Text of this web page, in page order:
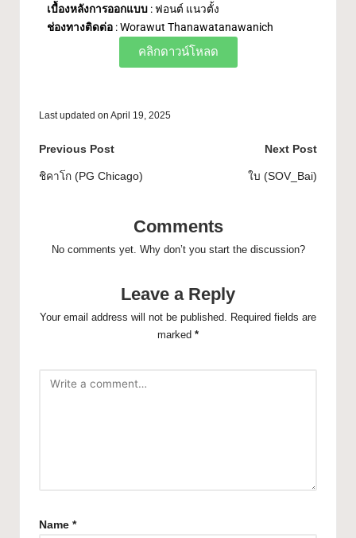
เบื้องหลังการออกแบบ : ฟอนต์ แนวตั้ง
ช่องทางติดต่อ :Worawut Thanawatanawanich
คลิกดาวน์โหลด
Last updated on April 19, 2025
Previous Post
ชิคาโก (PG Chicago)
Next Post
ใบ (SOV_Bai)
Comments
No comments yet. Why don’t you start the discussion?
Leave a Reply
Your email address will not be published. Required fields are
marked *
Name *